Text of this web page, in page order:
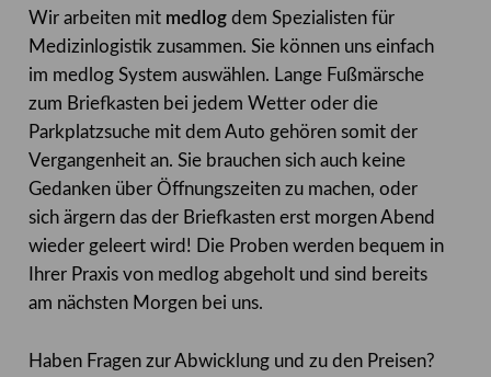
Wir arbeiten mit medlog dem Spezialisten für
Medizinlogistik zusammen. Sie können uns einfach
im medlog System auswählen. Lange Fußmärsche
zum Briefkasten bei jedem Wetter oder die
Parkplatzsuche mit dem Auto gehören somit der
Vergangenheit an. Sie brauchen sich auch keine
Gedanken über Öffnungszeiten zu machen, oder
sich ärgern das der Briefkasten erst morgen Abend
wieder geleert wird! Die Proben werden bequem in
Ihrer Praxis von medlog abgeholt und sind bereits
am nächsten Morgen bei uns.
Haben Fragen zur Abwicklung und zu den Preisen?